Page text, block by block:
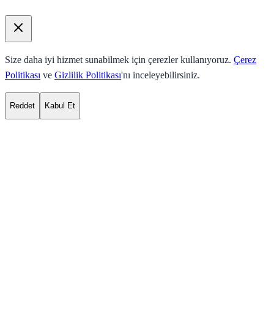
Size daha iyi hizmet sunabilmek için çerezler kullanıyoruz. Çerez
Politikası ve Gizlilik Politikası'nı inceleyebilirsiniz.
Reddet Kabul Et